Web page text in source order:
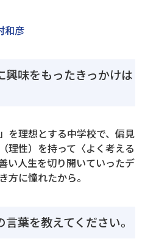
和彦
興味をもったきっかけは
を理想とする中学校で、偏見
理性）を持って〈よく考える
い人生を切り開いていったデ
方に憧れたから。
言葉を教えてください。